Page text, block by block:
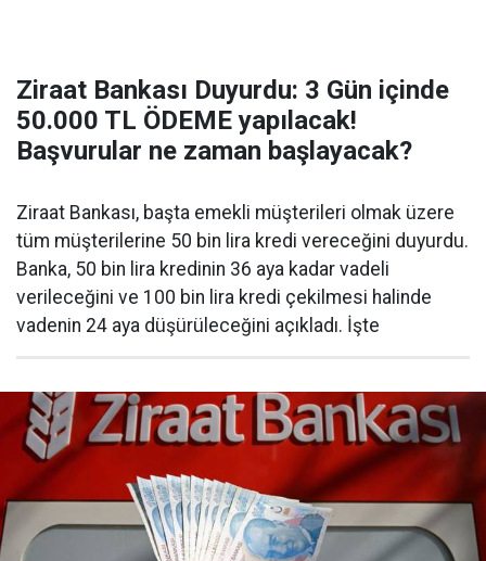
Ziraat Bankası Duyurdu: 3 Gün içinde
50.000 TL ÖDEME yapılacak!
Başvurular ne zaman başlayacak?
Ziraat Bankası, başta emekli müşterileri olmak üzere
tüm müşterilerine 50 bin lira kredi vereceğini duyurdu.
Banka, 50 bin lira kredinin 36 aya kadar vadeli
verileceğini ve 100 bin lira kredi çekilmesi halinde
vadenin 24 aya düşürüleceğini açıkladı. İşte